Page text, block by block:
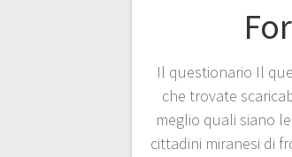
Il questionario Il
che trovate
meglio quali siano
cittadini miranesi di